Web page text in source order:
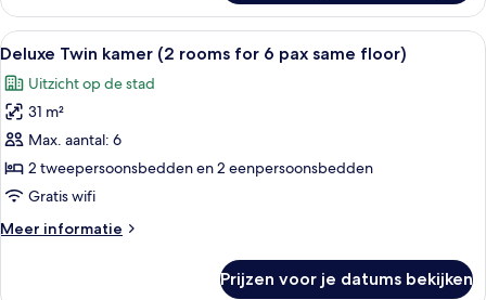
same
floor)
laden
Twin
kamer
(2
for
4
pax
same
floor)
Alle
foto's
voor
Deluxe
Twin
kamer
(2
for
Hotelkamer met twee bedden, een
13
Deluxe Twin kamer (2 rooms for 6 pax same floor)
Uitzicht op de stad
31 m²
Max. aantal: 6
2 tweepersoonsbedden en 2 eenpersoonsbedden
Gratis wifi
Meer informatie
Meer
Prijzen voor je datums bekijken